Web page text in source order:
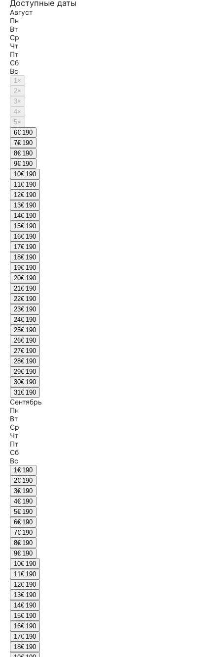
Доступные даты
Август
Пн
Вт
Ср
Чт
Пт
Сб
Вс
1×
2×
3×
4×
5×
6€ 190
7€ 190
8€ 190
9€ 190
10€ 190
11€ 190
12€ 190
13€ 190
14€ 190
15€ 190
16€ 190
17€ 190
18€ 190
19€ 190
20€ 190
21€ 190
22€ 190
23€ 190
24€ 190
25€ 190
26€ 190
27€ 190
28€ 190
29€ 190
30€ 190
31€ 190
Сентябрь
Пн
Вт
Ср
Чт
Пт
Сб
Вс
1€ 190
2€ 190
3€ 190
4€ 190
5€ 190
6€ 190
7€ 190
8€ 190
9€ 190
10€ 190
11€ 190
12€ 190
13€ 190
14€ 190
15€ 190
16€ 190
17€ 190
18€ 190